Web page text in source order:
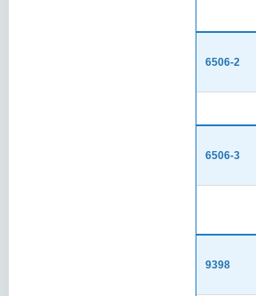
6506-2
6506-3
9398